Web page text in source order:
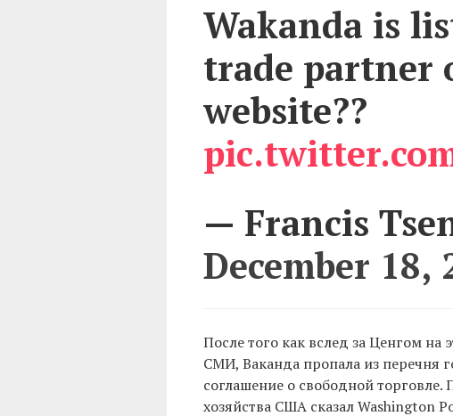
Wakanda is
trade partner
website??
— Francis
December 18,
После того как вслед за Ценгом
СМИ, Ваканда пропала из перечня
соглашение о свободной торговле.
хозяйства США сказал Washington